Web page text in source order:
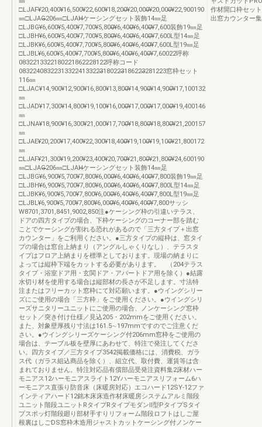
□LJAF¥20,400¥16,500¥22,600¥18,200̶̶¥20,000̶̶¥20,000̶̶¥22,900190
㎜□LJAG̶̶̶̶̶̶̶̶̶̶̶̶̶̶̶̶̶̶̶̶206㎜□LJAH̶̶̶̶̶̶̶̶̶̶̶̶̶̶̶̶̶̶̶̶ケーシングセット装飾14㎜足
□LJBG¥6,600¥5,400¥7,700¥5,800̶̶¥6,400̶̶¥6,400̶̶¥7,600装飾19㎜足
□LJBH¥6,600¥5,400¥7,700¥5,800̶̶¥6,400̶̶¥6,400̶̶¥7,600L型14㎜足
□LJBK¥6,600¥5,400¥7,700¥5,800̶̶¥6,400̶̶¥6,400̶̶¥7,600L型19㎜足
□LJBL¥6,600¥5,400¥7,700¥5,800̶̶¥6,400̶̶¥6,400̶̶¥7,60022呼称
0832213322180221862228122呼称コード
083224083223133224133223̶̶180223̶̶186223̶̶281223窓枠セット
116㎜
□LJAC¥14,900¥12,900¥16,800¥13,800̶̶¥14,900̶̶¥14,900̶̶¥17,100132
㎜
□LJAD¥17,300¥14,800¥19,100¥16,000̶̶¥17,000̶̶¥17,000̶̶¥19,400146
㎜
□LJNA¥18,900¥16,300¥21,000¥17,700̶̶¥18,800̶̶¥18,800̶̶¥21,200157
㎜
□LJAE¥20,200¥17,400¥22,300¥18,400̶̶¥19,100̶̶¥19,100̶̶¥21,800172
㎜
□LJAF¥21,300¥19,200¥23,400¥20,700̶̶¥21,800̶̶¥21,800̶̶¥24,600190
㎜□LJAG̶̶̶̶̶̶̶̶̶̶̶̶̶̶̶̶̶̶̶̶206㎜□LJAH̶̶̶̶̶̶̶̶̶̶̶̶̶̶̶̶̶̶̶̶ケーシングセット装飾14㎜足
□LJBG¥6,900¥5,700¥7,800¥6,000̶̶¥6,400̶̶¥6,400̶̶¥7,800装飾19㎜足
□LJBH¥6,900¥5,700¥7,800¥6,000̶̶¥6,400̶̶¥6,400̶̶¥7,800L型14㎜足
□LJBK¥6,900¥5,700¥7,800¥6,000̶̶¥6,400̶̶¥6,400̶̶¥7,800L型19㎜足
□LJBL¥6,900¥5,700¥7,800¥6,000̶̶¥6,400̶̶¥6,400̶̶¥7,800サッシ
W8701,3701,8451,9002,850注●ケーシング枠の引違いテラス、
ドアの四方タイプの場合、下枠ケーシングのコーナー部を踏む
ことでケーシングが割れる恐れがあるので「三方タイプ＋出窓
カウンター」をご利用ください。●三方タイプの縦枠は、窓タイ
プの場合は窓台上納まり（アングルしゃくりなし）、テラスタ
イプはフロア上納まりを標準としております。現場の納まりに
よっては縦枠下端をカットする必要があります。 （204テラス
タイプ・浴室ドア用・玄関ドア・アパートドア用を除く）●結露
水切り材を使用する場合は縦部材の長さが不足します。寸法特
注またはフリーカット窓枠にて対応願います。●ウイングシリー
ズにご使用の場合「三方枠」をご使用ください。●ウイングシリ
ーズサニタリーユニットにご使用の場合、ノンケーシング窓枠
セット／突き付け仕様／見込205・202mmをご使用ください。
また、対象壁厚残り寸法は161.5∼197mmですのでご注意くだ
さい。●ウイングシリーズケーシング付206mm窓枠をご使用の
場合は、テーブル板を壁厚にあわせて、特注で発注してくださ
い。四方タイプ／三方タイプ3542掲載価格には、消費税、ガラ
ス代（ガラス組込商品を除く）、組立代、取付費、運賃等は含
まれておりません。特注対応品有償部品受発注資料集2床材ハー
モニアス12ハーモニアスライト12Yハーモニアスリフォーム6ハ
ーモニアス直張り防音床（床暖房対応）エコハード12SY-12ファ
インティアハード12銘木床床造作材床暖房システムアルミ階段
ユニット階段ユニットRタイプRタイプモダンⅡ型PタイプSタイ
プスポッ灯階段廻り部材手すりリフォーム階段ロフトはしご屋
根裏はしごDS窓枠木造用ジャストカットケーシング付ノンケー
作材開口枠セッ
出窓カウンター